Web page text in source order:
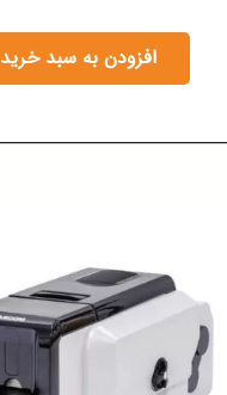
افزودن به سبد خرید